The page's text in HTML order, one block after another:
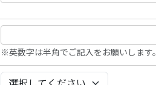
※英数字は半角でご記入をお願いします。